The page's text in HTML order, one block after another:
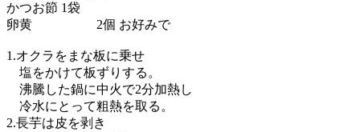
かつお節 1袋
卵黄 2個 お好みで
1.オクラをまな板に乗せ
塩をかけて板ずりする。
沸騰した鍋に中火で2分加熱し
冷水にとって粗熱を取る。
2.長芋は皮を剥き